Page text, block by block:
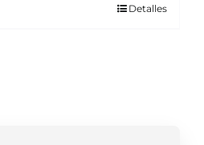
Detalles